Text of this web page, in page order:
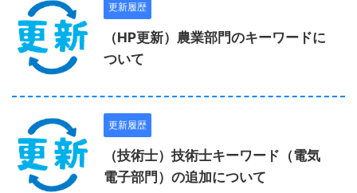
更新履歴
（HP更新）農業部門のキーワードに
ついて
更新履歴
（技術士）技術士キーワード（電気
電子部門）の追加について